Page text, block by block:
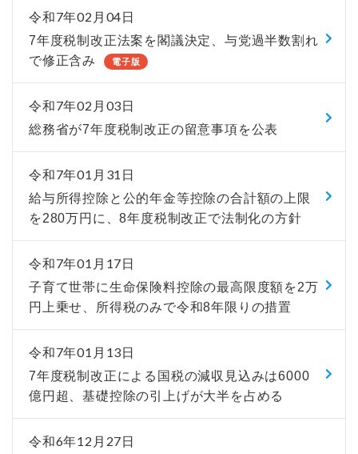
令和7年02月04日
7年度税制改正法案を閣議決定、与党過半数割れ
で修正含み
電子版
令和7年02月03日
総務省が7年度税制改正の留意事項を公表
令和7年01月31日
給与所得控除と公的年金等控除の合計額の上限
を280万円に、8年度税制改正で法制化の方針
令和7年01月17日
子育て世帯に生命保険料控除の最高限度額を2万
円上乗せ、所得税のみで令和8年限りの措置
令和7年01月13日
7年度税制改正による国税の減収見込みは6000
億円超、基礎控除の引上げが大半を占める
令和6年12月27日